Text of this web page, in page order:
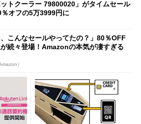
ットクーラー 79800020」がタイムセール
オフの5万3999円に
、こんなセールやってたの？」80％OFF
が続々登場！Amazonの本気が凄すぎる
）